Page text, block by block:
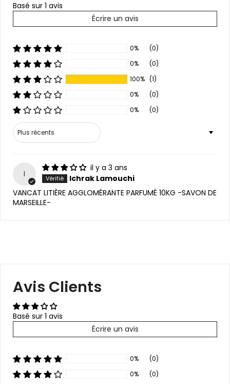
Basé sur 1 avis
Écrire un avis
0%
(0)
0%
(0)
100% (1)
0%
(0)
0%
(0)
Sort by
I
il y a 3 ans
Ichrak Lamouchi
VANCAT LITIÈRE AGGLOMÉRANTE PARFUMÉ 10KG -SAVON DE
MARSEILLE-
Avis Clients
Basé sur 1 avis
Écrire un avis
0%
(0)
0%
(0)